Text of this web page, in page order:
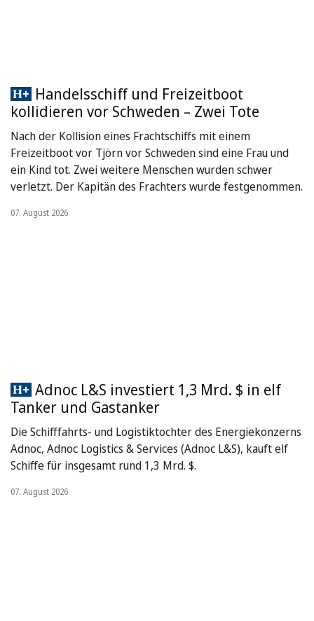
Handelsschiff und Freizeitboot
kollidieren vor Schweden – Zwei Tote
Nach der Kollision eines Frachtschiffs mit einem
Freizeitboot vor Tjörn vor Schweden sind eine Frau und
ein Kind tot. Zwei weitere Menschen wurden schwer
verletzt. Der Kapitän des Frachters wurde festgenommen.
07. August 2026
Adnoc L&S investiert 1,3 Mrd. $ in elf
Tanker und Gastanker
Die Schifffahrts- und Logistiktochter des Energiekonzerns
Adnoc, Adnoc Logistics & Services (Adnoc L&S), kauft elf
Schiffe für insgesamt rund 1,3 Mrd. $.
07. August 2026